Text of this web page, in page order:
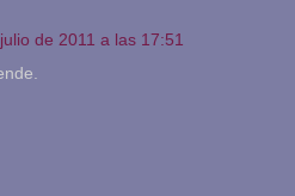
de 2011 a las 17:51